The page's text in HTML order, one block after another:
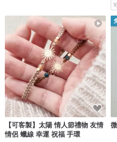
【可客製】太陽 情人節禮物 友情
情侶 蠟線 幸運 祝福 手環